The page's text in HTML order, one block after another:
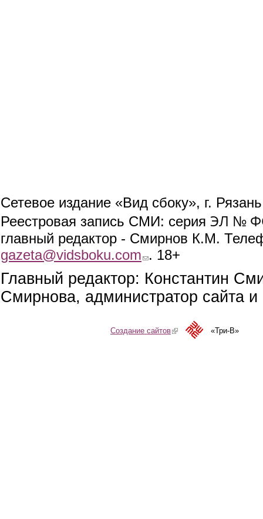
Сетевое издание «Вид сбоку», г.
Реестровая запись СМИ: серия ЭЛ №
главный редактор - Смирнов К.М.
gazeta@vidsboku.com (link sends e-mail)
. 18+
Главный редактор: Константин
Смирнова, администратор сайта
Создание сайтов(link is external)«Три-В»